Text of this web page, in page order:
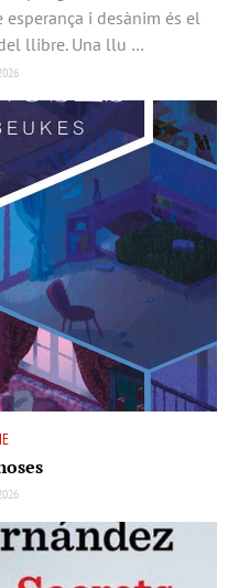
i desànim és el
llibre. Una llu …